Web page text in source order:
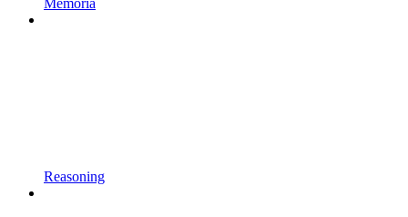
Memória
Reasoning